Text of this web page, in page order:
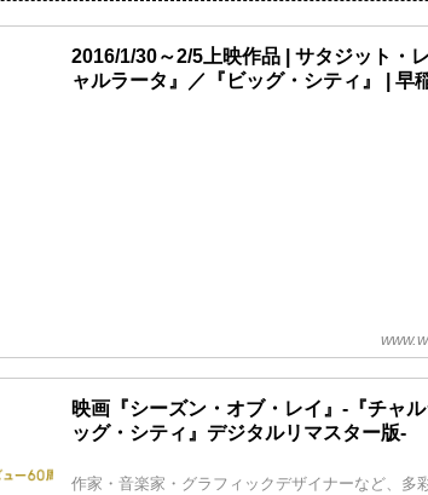
2016/1/30～2/5上映作品 | サタジット・
ャルラータ』／『ビッグ・シティ』 | 早
映画『シーズン・オブ・レイ』-『チャ
ッグ・シティ』デジタルリマスター版-
作家・音楽家・グラフィックデザイナーなど、多